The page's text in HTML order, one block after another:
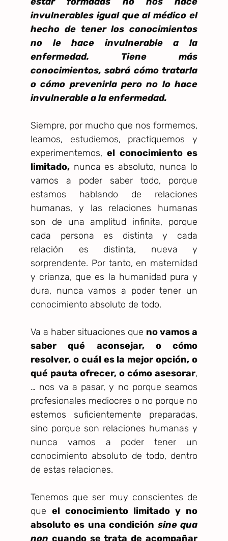
invulnerables igual que al médico el
hecho de tener los conocimientos
no le hace invulnerable a la
enfermedad. Tiene más
conocimientos, sabrá cómo tratarla
o cómo prevenirla pero no lo hace
invulnerable a la enfermedad.
Siempre, por mucho que nos formemos,
leamos, estudiemos, practiquemos y
experimentemos,el conocimiento es
limitado, nunca es absoluto, nunca lo
vamos a poder saber todo, porque
estamos hablando de relaciones
humanas, y las relaciones humanas
son de una amplitud infinita, porque
cada persona es distinta y cada
relación es distinta, nueva y
sorprendente. Por tanto, en maternidad
y crianza, que es la humanidad pura y
dura, nunca vamos a poder tener un
conocimiento absoluto de todo.
Va a haber situaciones que no vamos a
saber qué aconsejar, o cómo
resolver, o cuál es la mejor opción, o
qué pauta ofrecer, o cómo asesorar,
… nos va a pasar, y no porque seamos
profesionales mediocres o no porque no
estemos suficientemente preparadas,
sino porque son relaciones humanas y
nunca vamos a poder tener un
conocimiento absoluto de todo, dentro
de estas relaciones.
Tenemos que ser muy conscientes de
que el conocimiento limitado y no
absoluto es una condición sine qua
non cuando se trata de acompañar